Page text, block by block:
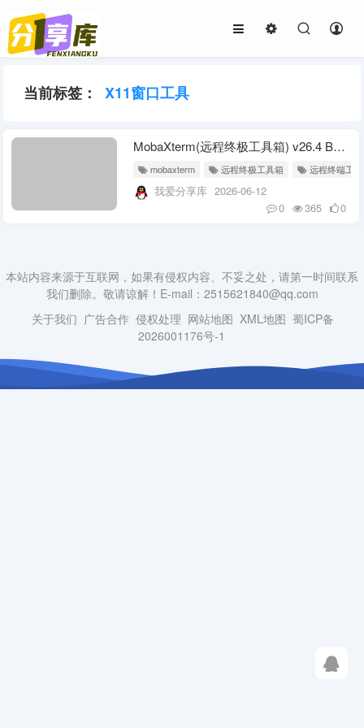
当前标签： X11窗口工具
MobaXterm(远程终极工具箱) v26.4 Build 5512 便携版
mobaxterm 远程终极工具箱 远程终端工具
我爱分享库 2026-06-12
0
365 0
本站内容来源于互联网，如果有侵权内容、不妥之处，请第一时间联系
我们删除。敬请谅解！E-mail：2515621840@qq.com
关于我们 广告合作 侵权处理 网站地图 XML地图 蜀ICP备
2026001176号-1